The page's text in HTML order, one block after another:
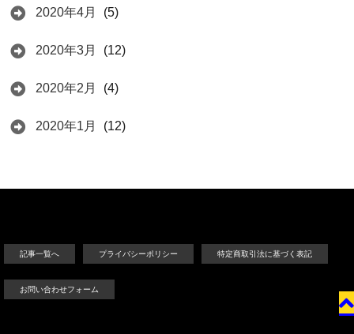
2020年4月 (5)
2020年3月 (12)
2020年2月 (4)
2020年1月 (12)
記事一覧へ プライバシーポリシー 特定商取引法に基づく表記
お問い合わせフォーム